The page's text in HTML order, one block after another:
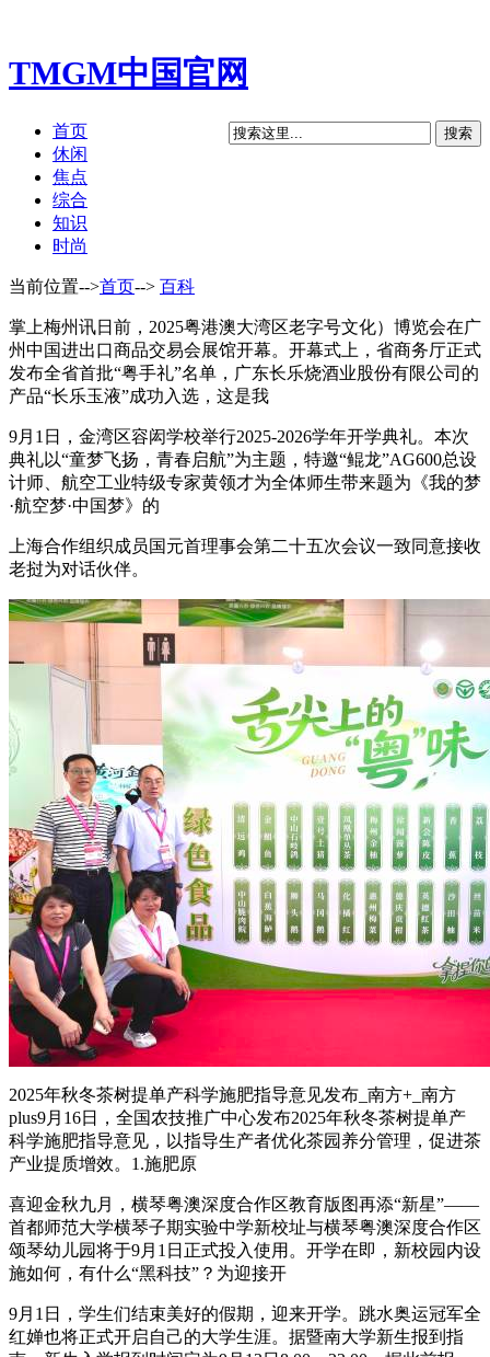
TMGM中国官网
首页
休闲
焦点
综合
知识
时尚
当前位置-->首页--> 百科
掌上梅州讯日前，2025粤港澳大湾区老字号文化）博览会在广
州中国进出口商品交易会展馆开幕。开幕式上，省商务厅正式
发布全省首批“粤手礼”名单，广东长乐烧酒业股份有限公司的
产品“长乐玉液”成功入选，这是我
9月1日，金湾区容闳学校举行2025-2026学年开学典礼。本次
典礼以“童梦飞扬，青春启航”为主题，特邀“鲲龙”AG600总设
计师、航空工业特级专家黄领才为全体师生带来题为《我的梦
·航空梦·中国梦》的
上海合作组织成员国元首理事会第二十五次会议一致同意接收
老挝为对话伙伴。
2025年秋冬茶树提单产科学施肥指导意见发布_南方+_南方
plus9月16日，全国农技推广中心发布2025年秋冬茶树提单产
科学施肥指导意见，以指导生产者优化茶园养分管理，促进茶
产业提质增效。1.施肥原
喜迎金秋九月，横琴粤澳深度合作区教育版图再添“新星”——
首都师范大学横琴子期实验中学新校址与横琴粤澳深度合作区
颂琴幼儿园将于9月1日正式投入使用。开学在即，新校园内设
施如何，有什么“黑科技”？为迎接开
9月1日，学生们结束美好的假期，迎来开学。跳水奥运冠军全
红婵也将正式开启自己的大学生涯。据暨南大学新生报到指